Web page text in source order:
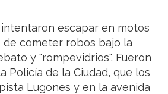
escapar en motos
cometer robos bajo la
y "rompevidrios". Fueron
Policía de la Ciudad, que los
Lugones y en la avenida